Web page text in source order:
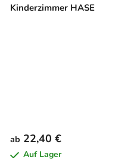
Kinderzimmer HASE
ab 22,40 €
Auf Lager